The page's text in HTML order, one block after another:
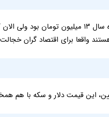
واقعا برای اقتصاد گران
این قیمت دلار و سکه با هم